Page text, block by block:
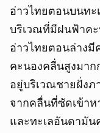
อ่าวไทยตอนบนทะ
บริเวณที่มีฝนฟ้าคะ
อ่าวไทยตอนล่าง
คะนองคลื่นสูงมาก
อยู่บริเวณชายฝั่งภ
จากคลื่นที่ซัดเข้าห
และทะเลอันดามัน